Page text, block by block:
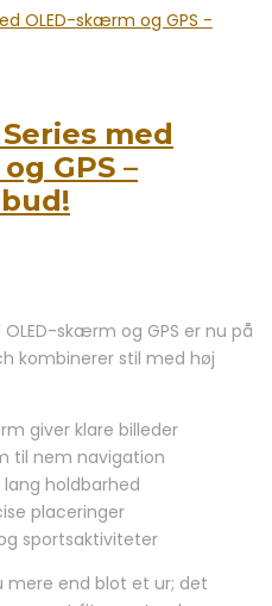
med
GPS –
skærm og GPS er nu på
kombinerer stil med høj
giver klare billeder
til nem navigation
holdbarhed
placeringer
sportsaktiviteter
mere end blot et ur; det